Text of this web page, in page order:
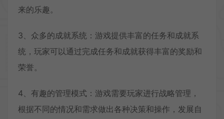
来的乐趣。
3、众多的成就系统：游戏提供丰富的任务和成就系
统，玩家可以通过完成任务和成就获得丰富的奖励和
荣誉。
4、有趣的管理模式：游戏需要玩家进行战略管理，
根据不同的情况和需求做出各种决策和操作，发展自